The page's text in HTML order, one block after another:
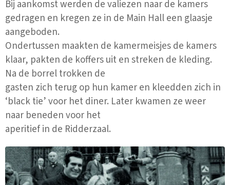
Bij aankomst werden de valiezen naar de kamers
gedragen en kregen ze in de Main Hall een glaasje
aangeboden.
Ondertussen maakten de kamermeisjes de kamers
klaar, pakten de koffers uit en streken de kleding.
Na de borrel trokken de
gasten zich terug op hun kamer en kleedden zich in
‘black tie’ voor het diner. Later kwamen ze weer
naar beneden voor het
aperitief in de Ridderzaal.